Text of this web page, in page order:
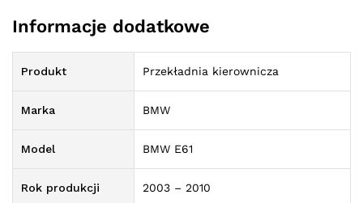
Informacje dodatkowe
Produkt Przekładnia kierownicza
Marka BMW
Model BMW E61
Rok produkcji 2003 – 2010